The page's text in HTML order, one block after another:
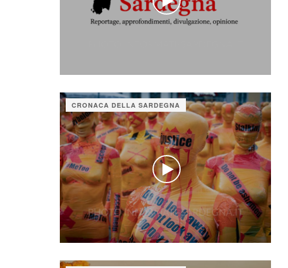
CRONACA DELLA SARDEGNA